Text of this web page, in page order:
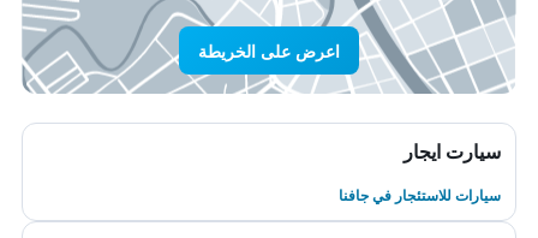
اعرض على الخريطة
سيارت ايجار
سيارات للاستئجار في جافنا